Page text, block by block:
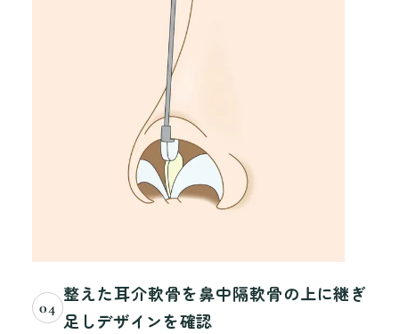
04
整えた耳介軟骨を鼻中隔軟骨の上に継ぎ
足しデザインを確認